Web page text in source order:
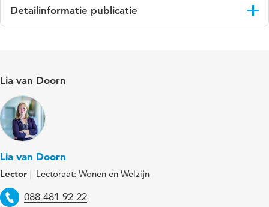
Detailinformatie publicatie
Jaar en volume
Trefwoorden
Paginabereik
Lia van Doorn
Lia van Doorn
Lector Lectoraat: Wonen en Welzijn
Telefoon
088 481 92 22